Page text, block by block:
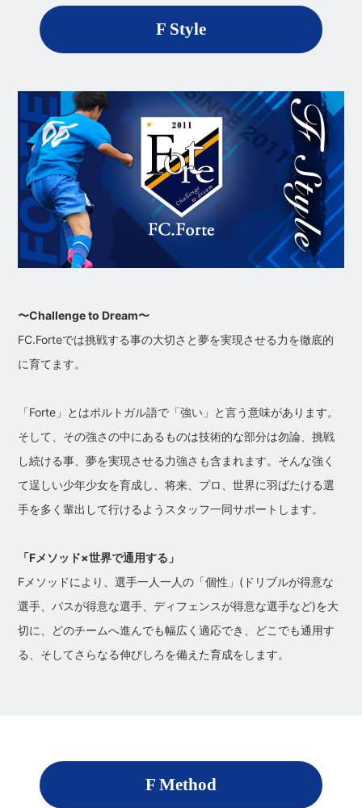
F Style
〜Challenge to Dream〜
FC.Forteでは挑戦する事の大切さと夢を実現させる力を徹底的
に育てます。
「Forte」とはポルトガル語で「強い」と言う意味があります。
そして、その強さの中にあるものは技術的な部分は勿論、挑戦
し続ける事、夢を実現させる力強さも含まれます。そんな強く
て逞しい少年少女を育成し、将来、プロ、世界に羽ばたける選
手を多く輩出して行けるようスタッフ一同サポートします。
「Fメソッド×世界で通用する」
​Fメソッドにより、選手一人一人の「個性」(ドリブルが得意な
選手、パスが得意な選手、ディフェンスが得意な選手など)を大
切に、どのチームへ進んでも幅広く適応でき、どこでも通用す
る、そしてさらなる伸びしろを備えた育成をします。
F Method